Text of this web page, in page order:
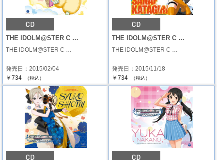
THE IDOLM@STER C …
THE IDOLM@STER C …
発売日：2015/02/04
￥734
（税込）
THE IDOLM@STER C …
THE IDOLM@STER C …
発売日：2015/11/18
￥734
（税込）